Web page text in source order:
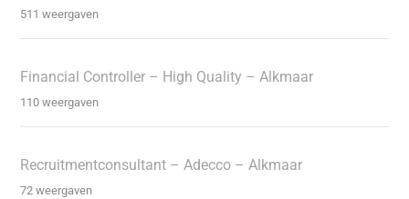
511 weergaven
Financial Controller – High Quality – Alkmaar
110 weergaven
Recruitmentconsultant – Adecco – Alkmaar
72 weergaven